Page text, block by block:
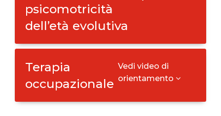
psicomotricità
dell’età evolutiva
Terapia
occupazionale
Vedi video di
orientamento